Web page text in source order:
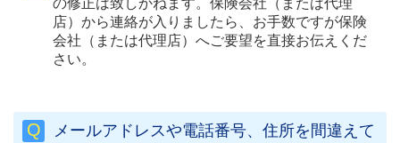
の修正は致しかねます。保険会社（または代理
店）から連絡が入りましたら、お手数ですが保険
会社（または代理店）へご要望を直接お伝えくだ
さい。
メールアドレスや電話番号、住所を間違えて